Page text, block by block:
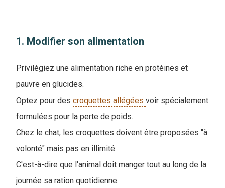
1. Modifier son alimentation
Privilégiez une alimentation riche en protéines et
pauvre en glucides.
Optez pour des croquettes allégées voir spécialement
formulées pour la perte de poids.
Chez le chat, les croquettes doivent être proposées "à
volonté" mais pas en illimité.
C'est-à-dire que l'animal doit manger tout au long de la
journée sa ration quotidienne.